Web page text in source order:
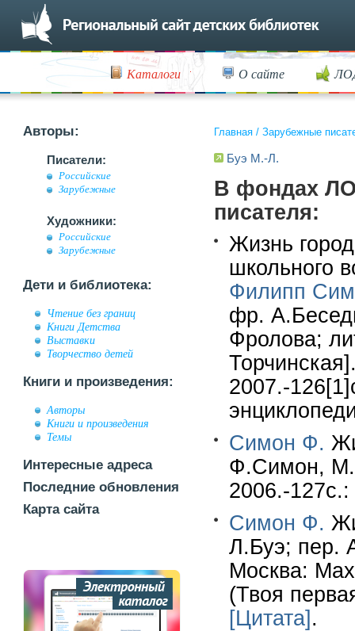
Каталоги О сайте
Авторы:
Писатели:
Российские
Зарубежные
Художники:
Российские
Зарубежные
Дети и библиотека:
Чтение без границ
Книги Детства
Выставки
Творчество детей
Книги и произведения:
Авторы
Книги и произведения
Темы
Интересные адреса
Последние обновления
Карта сайта
Главная / Зарубежные
Буэ М.-Л.
В фондах
писателя:
Жизнь
школьного
Филипп
фр.
Фролова;
2007.-
Симон Ф.
Ф.Симон,
2006.-
Симон Ф.
Л.Буэ; пер.
Москва:
(Твоя
[Цитата] .